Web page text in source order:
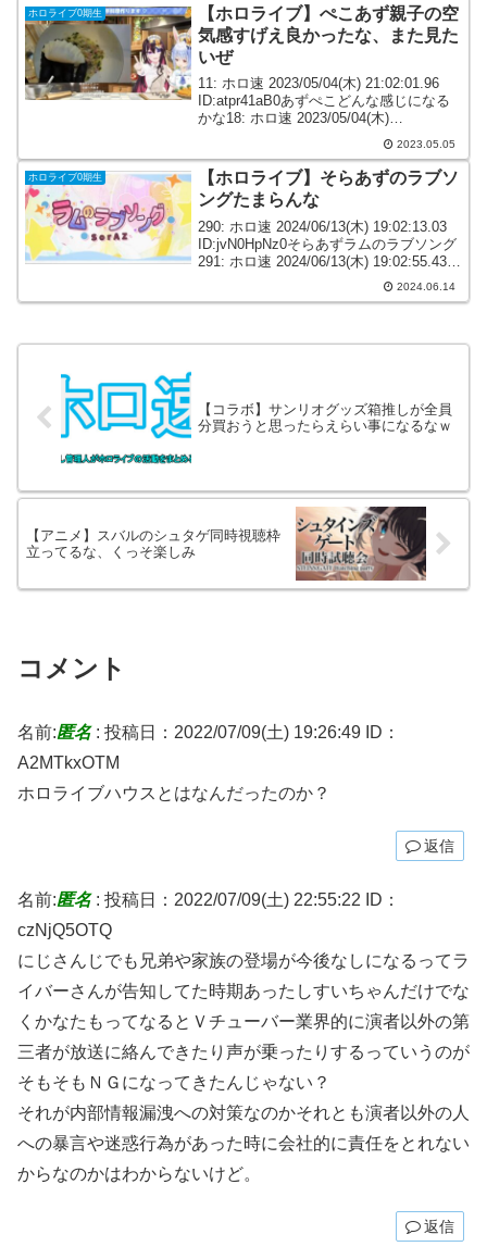
ホロライブ0期生
【ホロライブ】ぺこあず親子の空
気感すげえ良かったな、また見た
いぜ
11: ホロ速 2023/05/04(木) 21:02:01.96
ID:atpr41aB0あずぺこどんな感じになる
かな18: ホロ速 2023/05/04(木)
21:02:28.10 ID:4Bf+JUOi0あずきちママ
2023.05.05
ホロライブ0期生
【ホロライブ】そらあずのラブソ
ングたまらんな
290: ホロ速 2024/06/13(木) 19:02:13.03
ID:jvN0HpNz0そらあずラムのラブソング
291: ホロ速 2024/06/13(木) 19:02:55.43
ID:f6ZMJXBK0あずきちとそらちゃんが
2024.06.14
【コラボ】サンリオグッズ箱推しが全員
分買おうと思ったらえらい事になるなｗ
【アニメ】スバルのシュタゲ同時視聴枠
立ってるな、くっそ楽しみ
コメント
名前:匿名: 投稿日：2022/07/09(土) 19:26:49 ID：
A2MTkxOTM
ホロライブハウスとはなんだったのか？
返信
名前:匿名: 投稿日：2022/07/09(土) 22:55:22
ID：
czNjQ5OTQ
にじさんじでも兄弟や家族の登場が今後なしになるってラ
イバーさんが告知してた時期あったしすいちゃんだけでな
くかなたもってなるとＶチューバー業界的に演者以外の第
三者が放送に絡んできたり声が乗ったりするっていうのが
そもそもＮＧになってきたんじゃない？
それが内部情報漏洩への対策なのかそれとも演者以外の人
への暴言や迷惑行為があった時に会社的に責任をとれない
からなのかはわからないけど。
返信